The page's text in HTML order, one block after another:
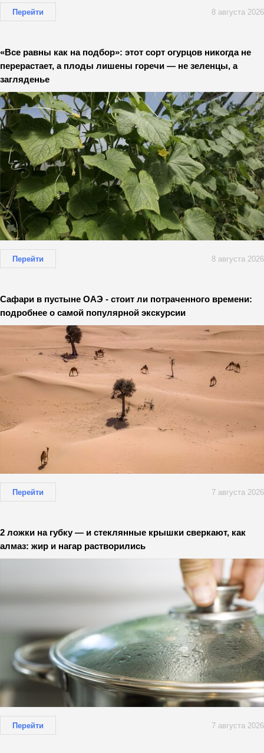
Перейти 8 августа 2026
«Все равны как на подбор»: этот сорт огурцов никогда не
перерастает, а плоды лишены горечи — не зеленцы, а
загляденье
Перейти 8 августа 2026
Сафари в пустыне ОАЭ - стоит ли потраченного времени:
подробнее о самой популярной экскурсии
Перейти 7 августа 2026
2 ложки на губку — и стеклянные крышки сверкают, как
алмаз: жир и нагар растворились
Перейти 7 августа 2026